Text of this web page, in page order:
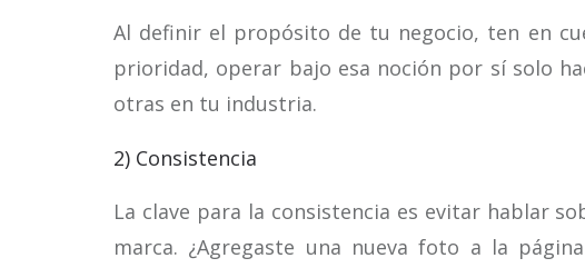
Al definir el propósito de tu negocio, ten en
prioridad, operar bajo esa noción por sí solo
otras en tu industria.
2) Consistencia
La clave para la consistencia es evitar hablar
marca. ¿Agregaste una nueva foto a la